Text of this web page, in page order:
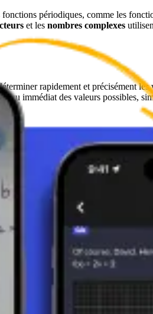
périodiques, comme les
et les nombres complexes
rapidement et précisément
immédiat des valeurs possibles,
dans les disciplines
en ingénierie. En raison de son